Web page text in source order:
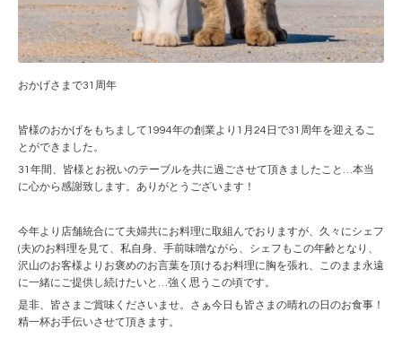
おかげさまで31周年
皆様のおかげをもちまして1994年の創業より1月24日で31周年を迎えるこ
とができました。
31年間、皆様とお祝いのテーブルを共に過ごさせて頂きましたこと…本当
に心から感謝致します。ありがとうございます！
今年より店舗統合にて夫婦共にお料理に取組んでおりますが、久々にシェフ
(夫)のお料理を見て、私自身、手前味噌ながら、シェフもこの年齢となり、
沢山のお客様よりお褒めのお言葉を頂けるお料理に胸を張れ、このまま永遠
に一緒にご提供し続けたいと…強く思うこの頃です。
是非、皆さまご賞味くださいませ。さぁ今日も皆さまの晴れの日のお食事！
精一杯お手伝いさせて頂きます。